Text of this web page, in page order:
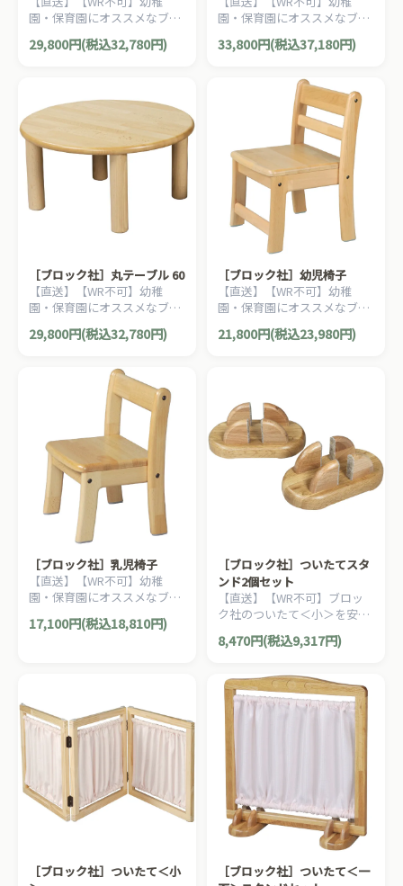
園・保育園にオススメなブロ
ック社の木製子ども家具。耐
久性が優れたテーブルです。
29,800円(税込32,780円)
園・保育園にオススメなブロ
ック社の木製子ども家具。耐
久性が優れたテーブルです。
33,800円(税込37,180円)
［ブロック社］丸テーブル 60
【直送】【WR不可】幼稚
園・保育園にオススメなブロ
ック社の木製子ども家具。耐
久性が優れたテーブルです。
29,800円(税込32,780円)
［ブロック社］幼児椅子
【直送】【WR不可】幼稚
園・保育園にオススメなブロ
ック社の木製子ども家具。子
どもが快適に座れるようデザ
21,800円(税込23,980円)
［ブロック社］乳児椅子
【直送】【WR不可】幼稚
園・保育園にオススメなブロ
ック社の木製子ども家具。子
どもが快適に座れるようデザ
17,100円(税込18,810円)
［ブロック社］ついたてスタ
ンド2個セット
【直送】【WR不可】ブロッ
ク社のついたて＜小＞を安定
させるついたてスタンド2個
セットです。
8,470円(税込9,317円)
［ブロック社］ついたて＜小
［ブロック社］ついたて＜一